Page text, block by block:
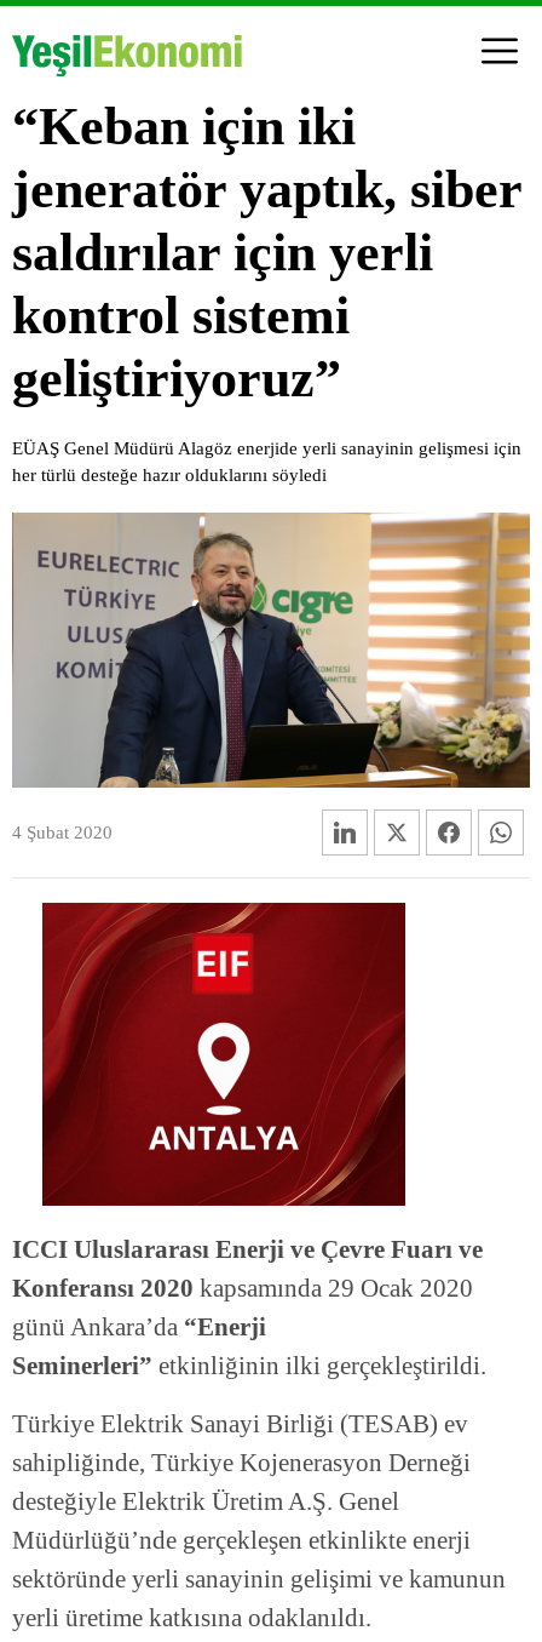
“Keban için iki
jeneratör yaptık, siber
saldırılar için yerli
kontrol sistemi
geliştiriyoruz”
EÜAŞ Genel Müdürü Alagöz enerjide yerli sanayinin gelişmesi için
her türlü desteğe hazır olduklarını söyledi
4 Şubat 2020
ICCI Uluslararası Enerji ve Çevre Fuarı ve
Konferansı 2020 kapsamında 29 Ocak 2020
günü Ankara’da “Enerji
Seminerleri” etkinliğinin ilki gerçekleştirildi.
Türkiye Elektrik Sanayi Birliği (TESAB) ev
sahipliğinde, Türkiye Kojenerasyon Derneği
desteğiyle Elektrik Üretim A.Ş. Genel
Müdürlüğü’nde gerçekleşen etkinlikte enerji
sektöründe yerli sanayinin gelişimi ve kamunun
yerli üretime katkısına odaklanıldı.